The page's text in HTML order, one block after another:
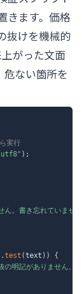
きます。価格
抜けを機械的
がった文面
危ない箇所を
実行
) ;
ん。書き忘れていませ
.test (text ) )
{
の明記がありません。"